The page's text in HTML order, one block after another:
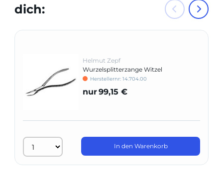
dich:
Helmut Zepf
Wurzelsplitterzange Witzel
Herstellernr: 14.704.00
nur99,15 €
In den Warenkorb